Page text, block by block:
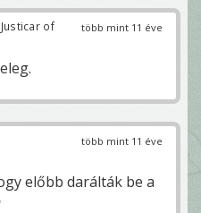
több mint 11 éve
of
több mint 11 éve
előbb darálták be a